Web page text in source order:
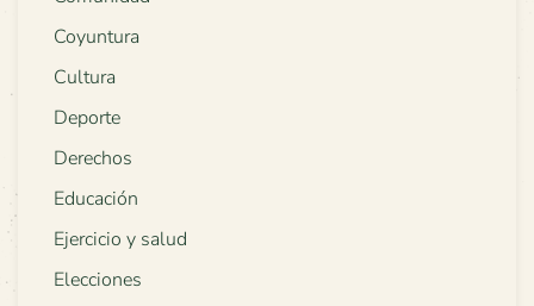
Coyuntura
Cultura
Deporte
Derechos
Educación
Ejercicio y salud
Elecciones